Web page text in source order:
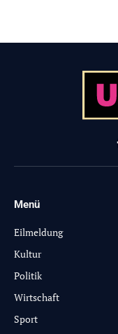
Menü
Eilmeldung
Kultur
Politik
Wirtschaft
Sport